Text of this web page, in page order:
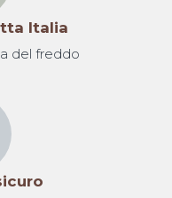
Italia
del freddo